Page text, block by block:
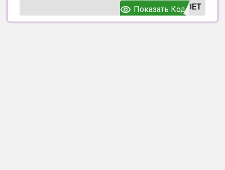
ВЕТ
Показать Код